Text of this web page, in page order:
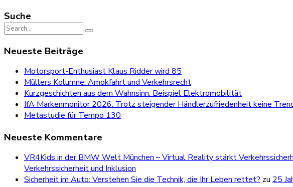
Suche
Search
for:
Neueste Beiträge
Motorsport-Enthusiast Klaus Ridder wird 85
Müllers Kolumne: Amokfahrt und Verkehrsrecht
Kurzgeschichten aus dem Wahnsinn: Beispiel Elektromobilität
IfA Markenmonitor 2026: Trotz steigender Händlerzufriedenheit keine
Metastudie für Tempo 130
Neueste Kommentare
VR4Kids in der BMW Welt München – Virtual Reality stärkt
Verkehrssicherheit und Inklusion
Sicherheit im Auto: Verstehen Sie die Technik, die Ihr Leben rettet? zu 25